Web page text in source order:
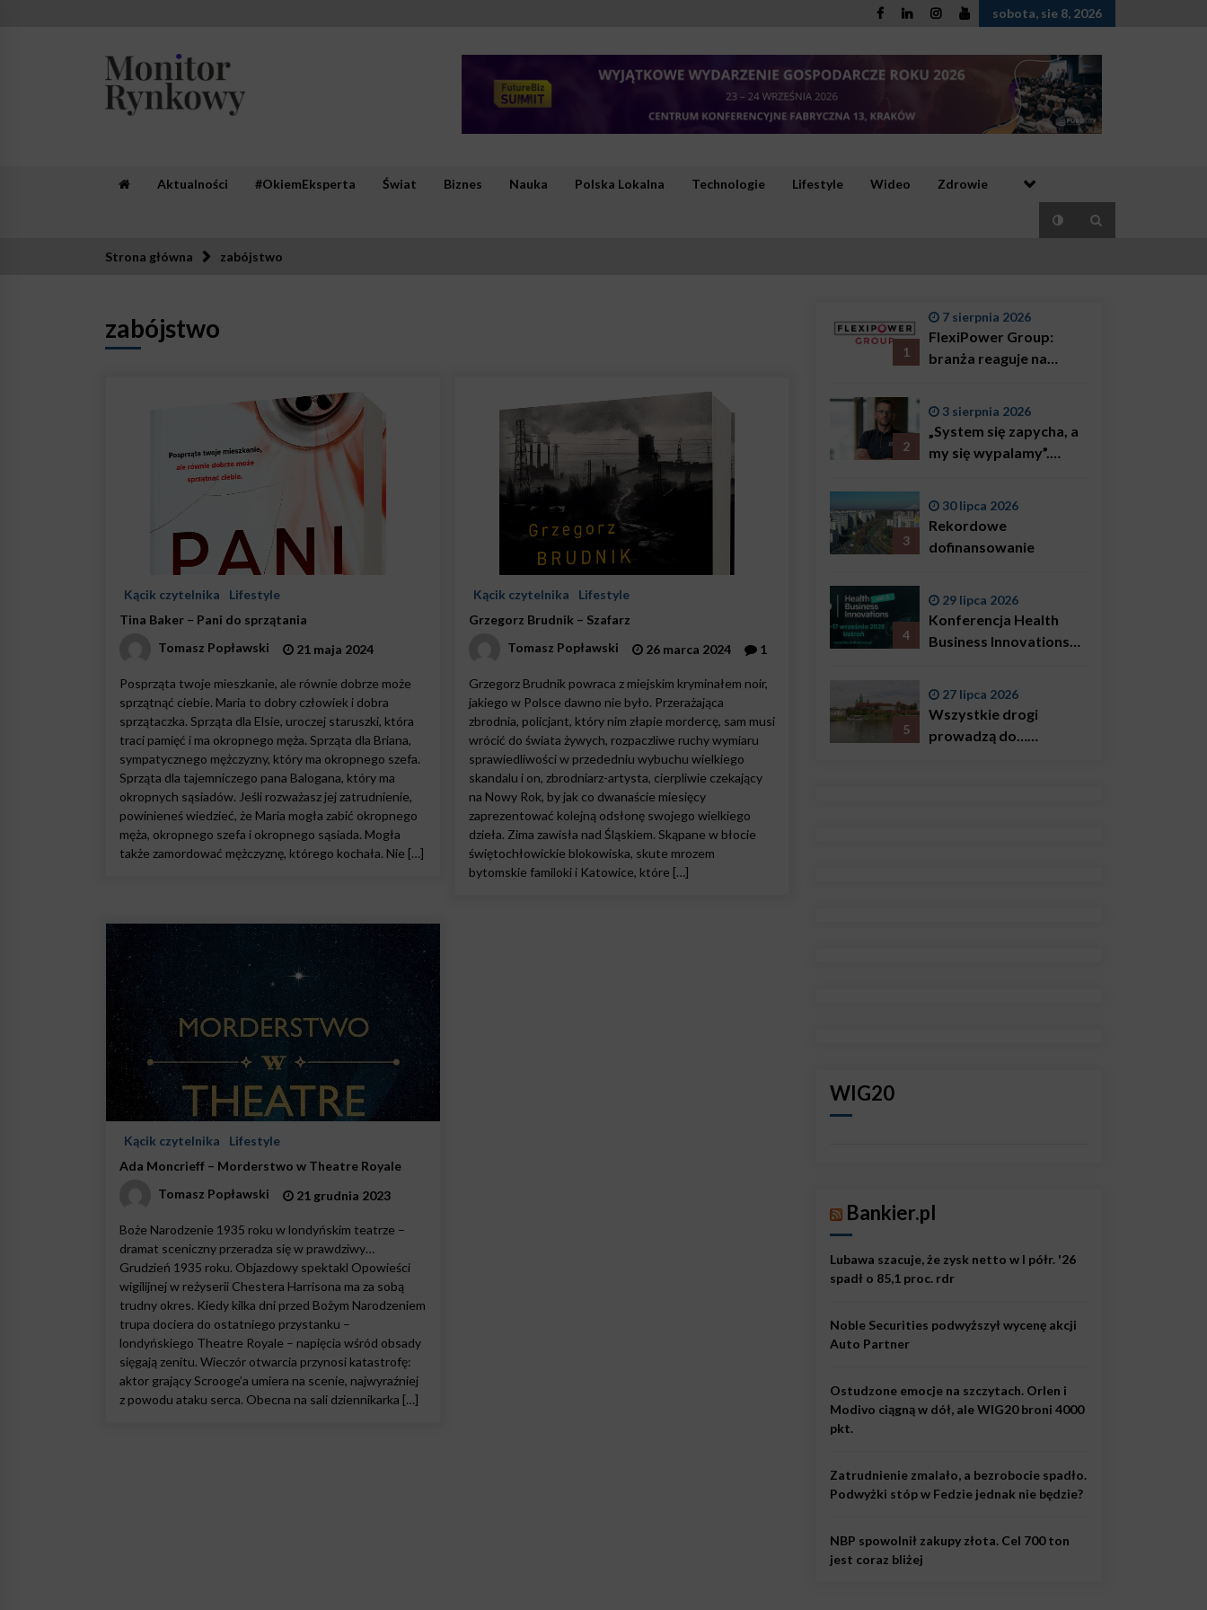
sobota, sie 8, 2026
Aktualności #OkiemEksperta Świat Biznes Nauka Polska Lokalna Technologie Lifestyle Wideo Zdrowie
Strona główna zabójstwo
zabójstwo
Kącik czytelnika
Lifestyle
Tina Baker – Pani do sprzątania
Tomasz Popławski
21 maja 2024
Posprząta twoje mieszkanie, ale równie dobrze może
sprzątnąć ciebie. Maria to dobry człowiek i dobra
sprzątaczka. Sprząta dla Elsie, uroczej staruszki, która
traci pamięć i ma okropnego męża. Sprząta dla Briana,
sympatycznego mężczyzny, który ma okropnego szefa.
Sprząta dla tajemniczego pana Balogana, który ma
okropnych sąsiadów. Jeśli rozważasz jej zatrudnienie,
powinieneś wiedzieć, że Maria mogła zabić okropnego
męża, okropnego szefa i okropnego sąsiada. Mogła
także zamordować mężczyznę, którego kochała. Nie […]
Kącik czytelnika
Lifestyle
Grzegorz Brudnik – Szafarz
Tomasz Popławski
26 marca 2024 1
Grzegorz Brudnik powraca z miejskim kryminałem noir,
jakiego w Polsce dawno nie było. Przerażająca
zbrodnia, policjant, który nim złapie mordercę, sam musi
wrócić do świata żywych, rozpaczliwe ruchy wymiaru
sprawiedliwości w przededniu wybuchu wielkiego
skandalu i on, zbrodniarz-artysta, cierpliwie czekający
na Nowy Rok, by jak co dwanaście miesięcy
zaprezentować kolejną odsłonę swojego wielkiego
dzieła. Zima zawisła nad Śląskiem. Skąpane w błocie
świętochłowickie blokowiska, skute mrozem
bytomskie familoki i Katowice, które […]
Kącik czytelnika
Lifestyle
Ada Moncrieff – Morderstwo w Theatre Royale
Tomasz Popławski
21 grudnia 2023
Boże Narodzenie 1935 roku w londyńskim teatrze –
dramat sceniczny przeradza się w prawdziwy…
Grudzień 1935 roku. Objazdowy spektakl Opowieści
wigilijnej w reżyserii Chestera Harrisona ma za sobą
trudny okres. Kiedy kilka dni przed Bożym Narodzeniem
trupa dociera do ostatniego przystanku –
londyńskiego Theatre Royale – napięcia wśród obsady
sięgają zenitu. Wieczór otwarcia przynosi katastrofę:
aktor grający Scrooge’a umiera na scenie, najwyraźniej
z powodu ataku serca. Obecna na sali dziennikarka […]
1
7 sierpnia 2026
FlexiPower Group:
branża reaguje na
2
3 sierpnia 2026
„System się zapycha, a
my się wypalamy”.
Bączkowski, mówi
wprost: problemem są
3
30 lipca 2026
Rekordowe
dofinansowanie
4
29 lipca 2026
Konferencja Health
Business Innovations
5
27 lipca 2026
Wszystkie drogi
prowadzą do…
WIG20
Bankier.pl
Lubawa szacuje, że zysk netto w I półr. '26
spadł o 85,1 proc. rdr
Noble Securities podwyższył wycenę akcji
Auto Partner
Ostudzone emocje na szczytach. Orlen i
Modivo ciągną w dół, ale WIG20 broni 4000
pkt.
Zatrudnienie zmalało, a bezrobocie spadło.
Podwyżki stóp w Fedzie jednak nie będzie?
NBP spowolnił zakupy złota. Cel 700 ton
jest coraz bliżej